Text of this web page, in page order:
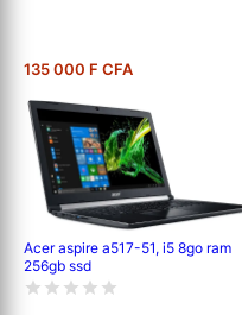
135 000 F CFA
Acer aspire a517-51, i5 8go ram
256gb ssd